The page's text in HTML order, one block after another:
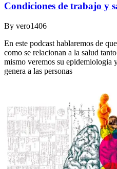
Condiciones de trabajo y
By vero1406
En este podcast hablaremos de
como se relacionan a la salud
mismo veremos su epidemiologia
genera a las personas